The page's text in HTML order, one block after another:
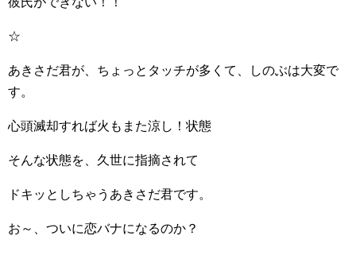
☆
あきさだ君が、ちょっとタッチが多くて、しのぶは大変で
す。
心頭滅却すれば火もまた涼し！状態
そんな状態を、久世に指摘されて
ドキッとしちゃうあきさだ君です。
お～、ついに恋バナになるのか？